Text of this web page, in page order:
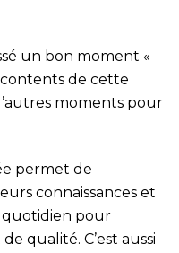
un bon moment «
de cette
moments pour
permet de
connaissances et
quotidien pour
qualité. C’est aussi